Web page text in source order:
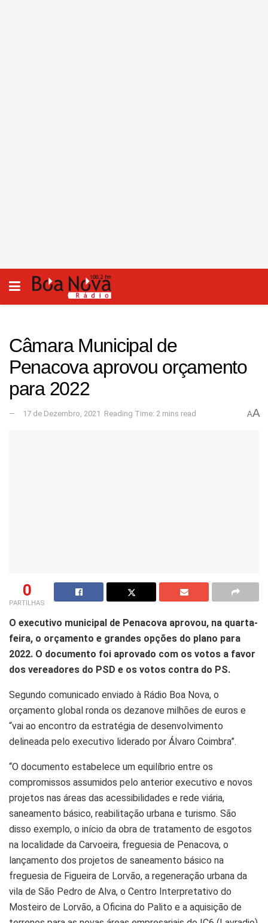
Câmara Municipal de
Penacova aprovou orçamento
para 2022
17 de Dezembro, 2021 Reading Time: 2 mins read AA
0
PARTILHAS
O executivo municipal de Penacova aprovou, na quarta-
feira, o orçamento e grandes opções do plano para
2022. O documento foi aprovado com os votos a favor
dos vereadores do PSD e os votos contra do PS.
Segundo comunicado enviado à Rádio Boa Nova, o
orçamento global ronda os dezanove milhões de euros e
“vai ao encontro da estratégia de desenvolvimento
delineada pelo executivo liderado por Álvaro Coimbra”.
“O documento estabelece um equilíbrio entre os
compromissos assumidos pelo anterior executivo e novos
projetos nas áreas das acessibilidades e rede viária,
saneamento básico, reabilitação urbana e turismo. São
disso exemplo, o início da obra de tratamento de esgotos
na localidade da Carvoeira, freguesia de Penacova, o
lançamento dos projetos de saneamento básico na
freguesia de Figueira de Lorvão, a regeneração urbana da
vila de São Pedro de Alva, o Centro Interpretativo do
Mosteiro de Lorvão, a Oficina do Palito e a aquisição de